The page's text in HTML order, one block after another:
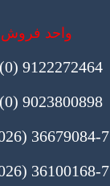
واحد فروش
9122272464 (0) 98+
9023800898 (0) 98+
36679084-7 (026) 98+
36100168-7 (026) 98+